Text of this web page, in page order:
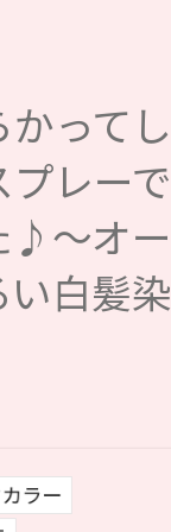
ってし
レーで
♪〜オー
白髪染
ラー